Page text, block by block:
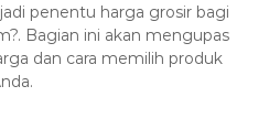
penentu harga grosir bagi
Bagian ini akan mengupas
dan cara memilih produk